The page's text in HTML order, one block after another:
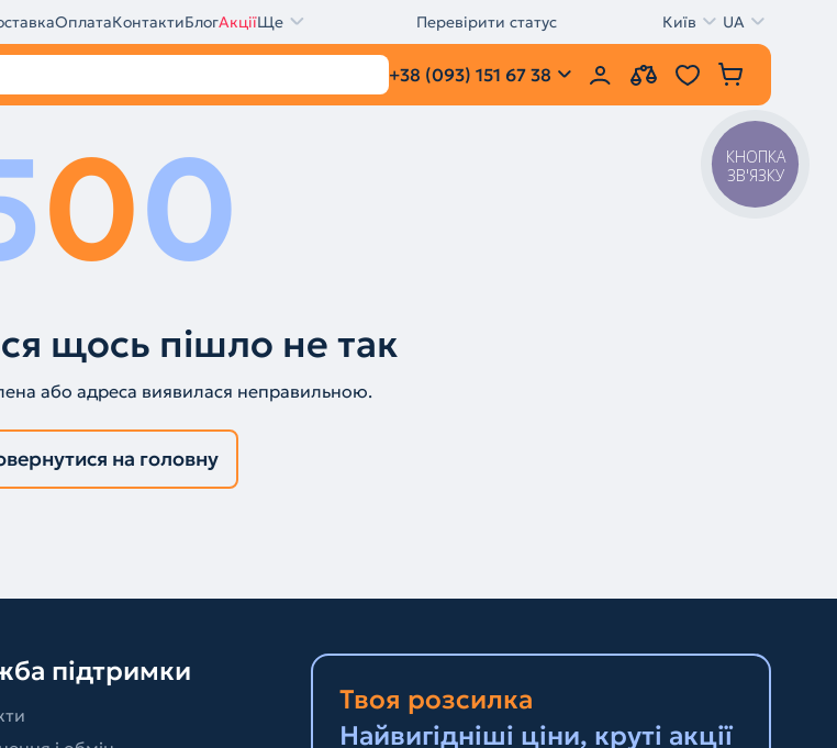
ОплатаКонтактиБлогАкціїЩе Перевірити статус Київ UA
+38 (093) 151 67 38
00
щось пішло не так
або адреса виявилася неправильною.
на головну
підтримки
Твоя розсилка
Найвигідніші ціни, круті акції
КНОПКА
ЗВ'ЯЗКУ